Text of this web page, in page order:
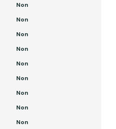
Non
Non
Non
Non
Non
Non
Non
Non
Non